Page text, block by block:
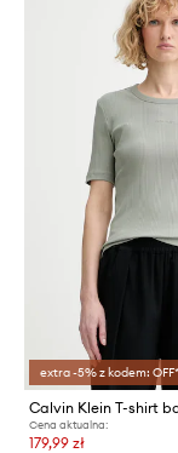
extra -5% z kodem: OFF*
Cena aktualna:
179,99 zł